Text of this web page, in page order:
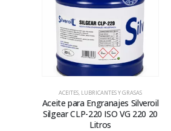
ACEITES, LUBRICANTES Y GRASAS
Aceite para Engranajes Silveroil
Silgear CLP-220 ISO VG 220 20
Litros